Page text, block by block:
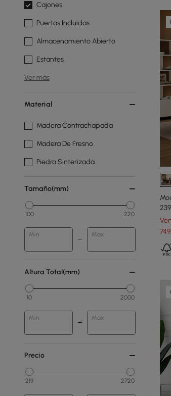
Cajones
Puertas Incluidas
Almacenamiento Abierto
Estantes
Ver más
Material
Madera Contrachapada
Madera De Fresno
Piedra Sinterizada
Tamaño(mm)
100 220
Min Max
Altura Total(mm)
10 2000
Min Max
Precio
219 2720
749